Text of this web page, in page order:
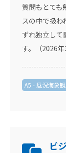
質問もとても
スの中で扱わ
ずれ独立して
す。（2026年
A5 - 風況海象
ビ